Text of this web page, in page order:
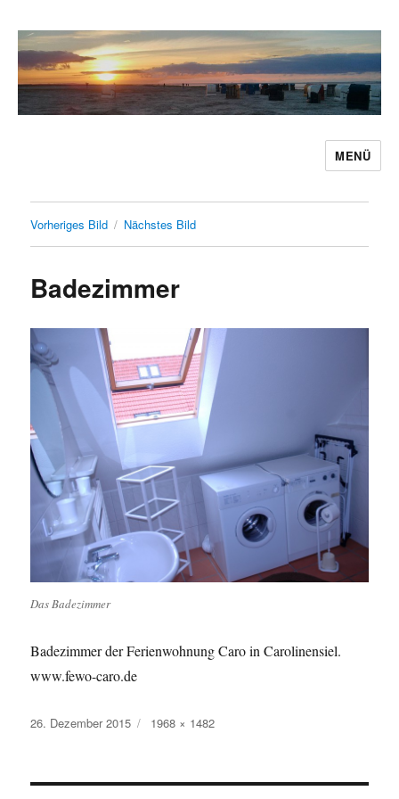
Ferienwohnung Caro Carolinensiel
MENÜ
Vorheriges Bild Nächstes Bild
Badezimmer
Das Badezimmer
Badezimmer der Ferienwohnung Caro in Carolinensiel.
www.fewo-caro.de
Veröffentlicht
26. Dezember 2015 Originalgröße
1968 × 1482